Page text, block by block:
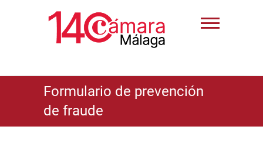
Formulario de prevención
de fraude